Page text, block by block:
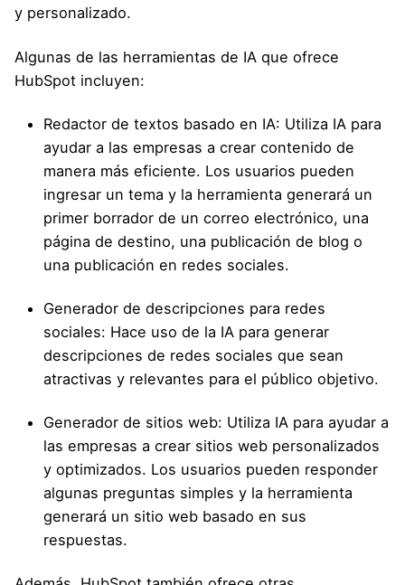
y personalizado.
Algunas de las herramientas de IA que ofrece
HubSpot incluyen:
Redactor de textos basado en IA: Utiliza IA para
ayudar a las empresas a crear contenido de
manera más eficiente. Los usuarios pueden
ingresar un tema y la herramienta generará un
primer borrador de un correo electrónico, una
página de destino, una publicación de blog o
una publicación en redes sociales.
Generador de descripciones para redes
sociales: Hace uso de la IA para generar
descripciones de redes sociales que sean
atractivas y relevantes para el público objetivo.
Generador de sitios web: Utiliza IA para ayudar a
las empresas a crear sitios web personalizados
y optimizados. Los usuarios pueden responder
algunas preguntas simples y la herramienta
generará un sitio web basado en sus
respuestas.